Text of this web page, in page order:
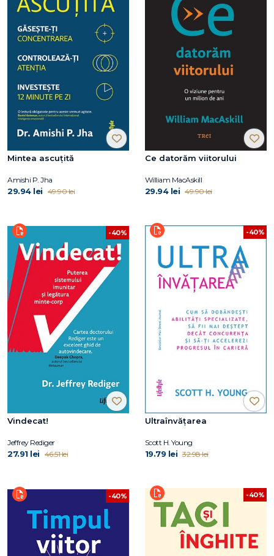
Mintea ascuțită
Amishi P. Jha
29.94 lei 49.90 lei
Ce datorăm viitorului
William MacAskill
29.94 lei 49.90 lei
-40%
Vindecat!
Jeffrey Rediger
27.91 lei 46.51 lei
-40%
Ultraînvățarea
Scott H. Young
19.79 lei 32.98 lei
-40% -40%